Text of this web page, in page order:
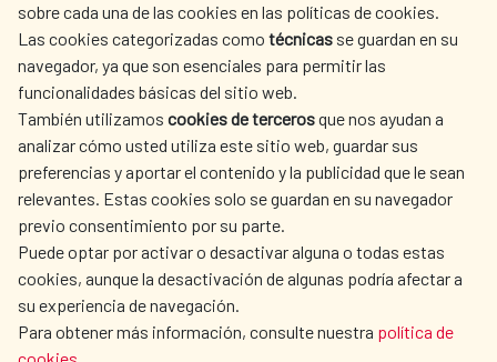
sobre cada una de las cookies en las políticas de cookies.
Las cookies categorizadas como técnicas se guardan en su
navegador, ya que son esenciales para permitir las
funcionalidades básicas del sitio web.
También utilizamos cookies de tercerosque nos ayudan a
analizar cómo usted utiliza este sitio web, guardar sus
preferencias y aportar el contenido y la publicidad que le sean
relevantes. Estas cookies solo se guardan en su navegador
previo consentimiento por su parte.
Puede optar por activar o desactivar alguna o todas estas
cookies, aunque la desactivación de algunas podría afectar a
su experiencia de navegación.
Para obtener más información, consulte nuestra política de
AECID
WHERE DO WE COOPERATE?
SPANISH HUMANITARIAN
ACTION
PRESS ROOM
CULTURE AND SCIENCE LIBRARY
OUR SOCIAL MEDIA